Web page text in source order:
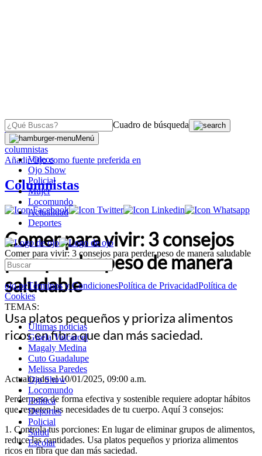
Cuadro de búsqueda
Menú
Videos
Ojo Show
Policial
Mujer
Locomundo
Actualidad
Deportes
Comer para vivir: 3 consejos para perder peso de manera saludable
ojo.peTérminos y CondicionesPolítica de PrivacidadPolítica de
Cookies
TEMAS:
Últimas noticias
Gisela Valcarcel
Magaly Medina
Cuto Guadalupe
Melissa Paredes
Ojo Show
Locomundo
Política
Deportes
Policial
Salud
Escolar
OJO
columnistas
AñadirOjocomo fuente preferida en
Columnistas
Comer para vivir: 3 consejos
para perder peso de manera
saludable
Usa platos pequeños y prioriza alimentos
ricos en fibra que dan más saciedad.
Actualizado el 10/01/2025, 09:00 a.m.
Perder peso de forma efectiva y sostenible requiere adoptar hábitos
que respeten las necesidades de tu cuerpo. Aquí 3 consejos:
1. Controla tus porciones: En lugar de eliminar grupos de alimentos,
reduce las cantidades. Usa platos pequeños y prioriza alimentos
ricos en fibra que dan más saciedad.